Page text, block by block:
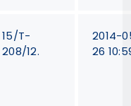
15/T-
208/12.
2014-
26